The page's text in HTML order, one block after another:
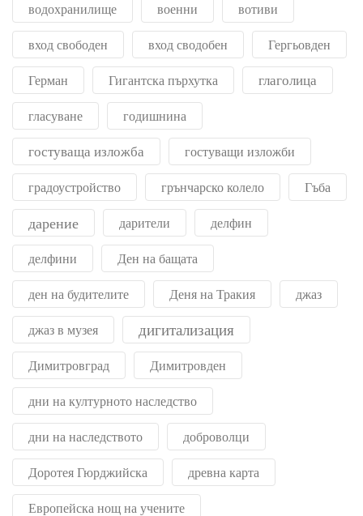
водохранилище военни вотиви
вход свободен вход сводобен Гергьовден
Герман Гигантска пърхутка глаголица
гласуване годишнина
гостуваща изложба гостуващи изложби
градоустройство грънчарско колело Гъба
дарение дарители делфин
делфини Ден на бащата
ден на будителите Деня на Тракия джаз
джаз в музея дигитализация
Димитровград Димитровден
дни на културното наследство
дни на наследството доброволци
Доротея Гюрджийска древна карта
Европейска нощ на учените